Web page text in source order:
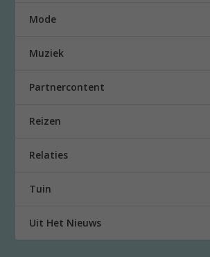
Mode
Muziek
Partnercontent
Reizen
Relaties
Tuin
Uit Het Nieuws